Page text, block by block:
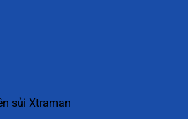
sủi Xtraman